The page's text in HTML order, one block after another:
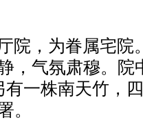
院，为眷属宅院
，气氛肃穆。院
一株南天竹，
。